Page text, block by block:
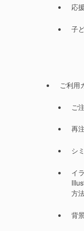
応
子
ご利用
ご
再
シ
イ
方
背